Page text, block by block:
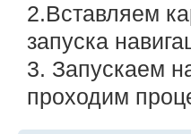
2.Вставляем
запуска
3. Запускаем
проходим